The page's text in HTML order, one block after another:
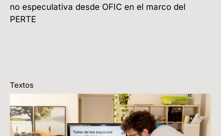
no especulativa desde OFIC en el marco del
PERTE
Textos